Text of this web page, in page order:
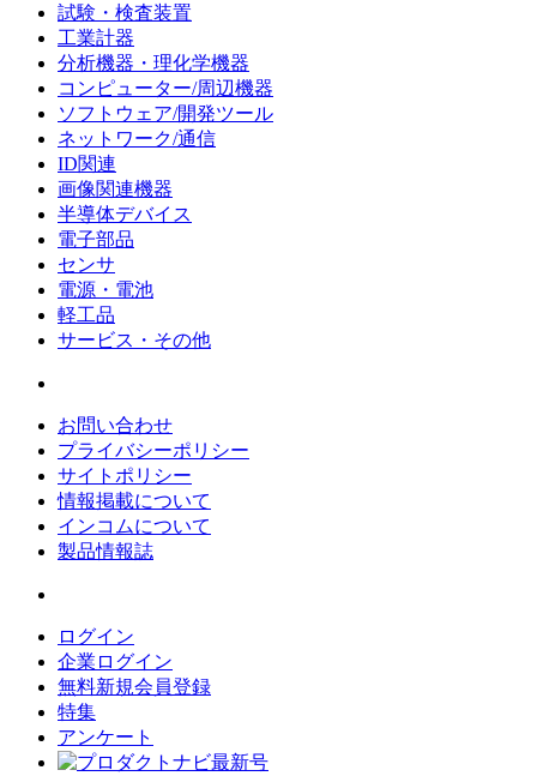
試験・検査装置
工業計器
分析機器・理化学機器
コンピューター/周辺機器
ソフトウェア/開発ツール
ネットワーク/通信
ID関連
画像関連機器
半導体デバイス
電子部品
センサ
電源・電池
軽工品
サービス・その他
お問い合わせ
プライバシーポリシー
サイトポリシー
情報掲載について
インコムについて
製品情報誌
ログイン
企業ログイン
無料新規会員登録
特集
アンケート